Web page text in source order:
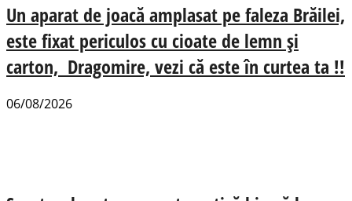
Un aparat de joacă amplasat pe faleza Brăilei,
este fixat periculos cu cioate de lemn și
carton, Dragomire, vezi că este în curtea ta !!
06/08/2026